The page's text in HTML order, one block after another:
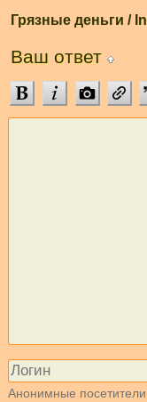
Грязные деньги /
Ваш ответ
Анонимные посетители